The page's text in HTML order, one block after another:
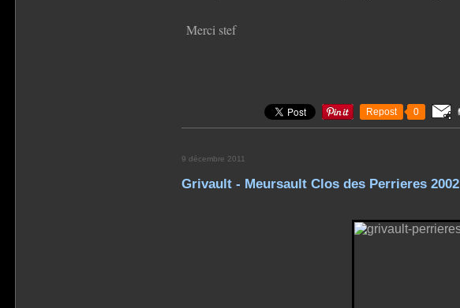
Merci stef
Repost 0
9 décembre 2011
Grivault - Meursault Clos des Perrieres 2002